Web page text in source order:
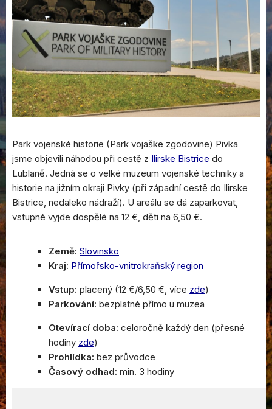
Park vojenské historie (Park vojaške zgodovine) Pivka
jsme objevili náhodou při cestě z Ilirske Bistrice do
Lublaně. Jedná se o velké muzeum vojenské techniky a
historie na jižním okraji Pivky (při západní cestě do Ilirske
Bistrice, nedaleko nádraží). U areálu se dá zaparkovat,
vstupné vyjde dospělé na 12 €, děti na 6,50 €.
Země: Slovinsko
Kraj: Přímořsko-vnitrokraňský region
Vstup: placený (12 €/6,50 €, více zde)
Parkování: bezplatné přímo u muzea
Otevírací doba: celoročně každý den (přesné
hodiny zde)
Prohlídka: bez průvodce
Časový odhad: min. 3 hodiny